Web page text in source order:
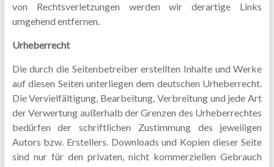
von Rechtsverletzungen werden wir derartige Links
umgehend entfernen.
Urheberrecht
Die durch die Seitenbetreiber erstellten Inhalte und Werke
auf diesen Seiten unterliegen dem deutschen Urheberrecht.
Die Vervielfältigung, Bearbeitung, Verbreitung und jede Art
der Verwertung außerhalb der Grenzen des Urheberrechtes
bedürfen der schriftlichen Zustimmung des jeweiligen
Autors bzw. Erstellers. Downloads und Kopien dieser Seite
sind nur für den privaten, nicht kommerziellen Gebrauch